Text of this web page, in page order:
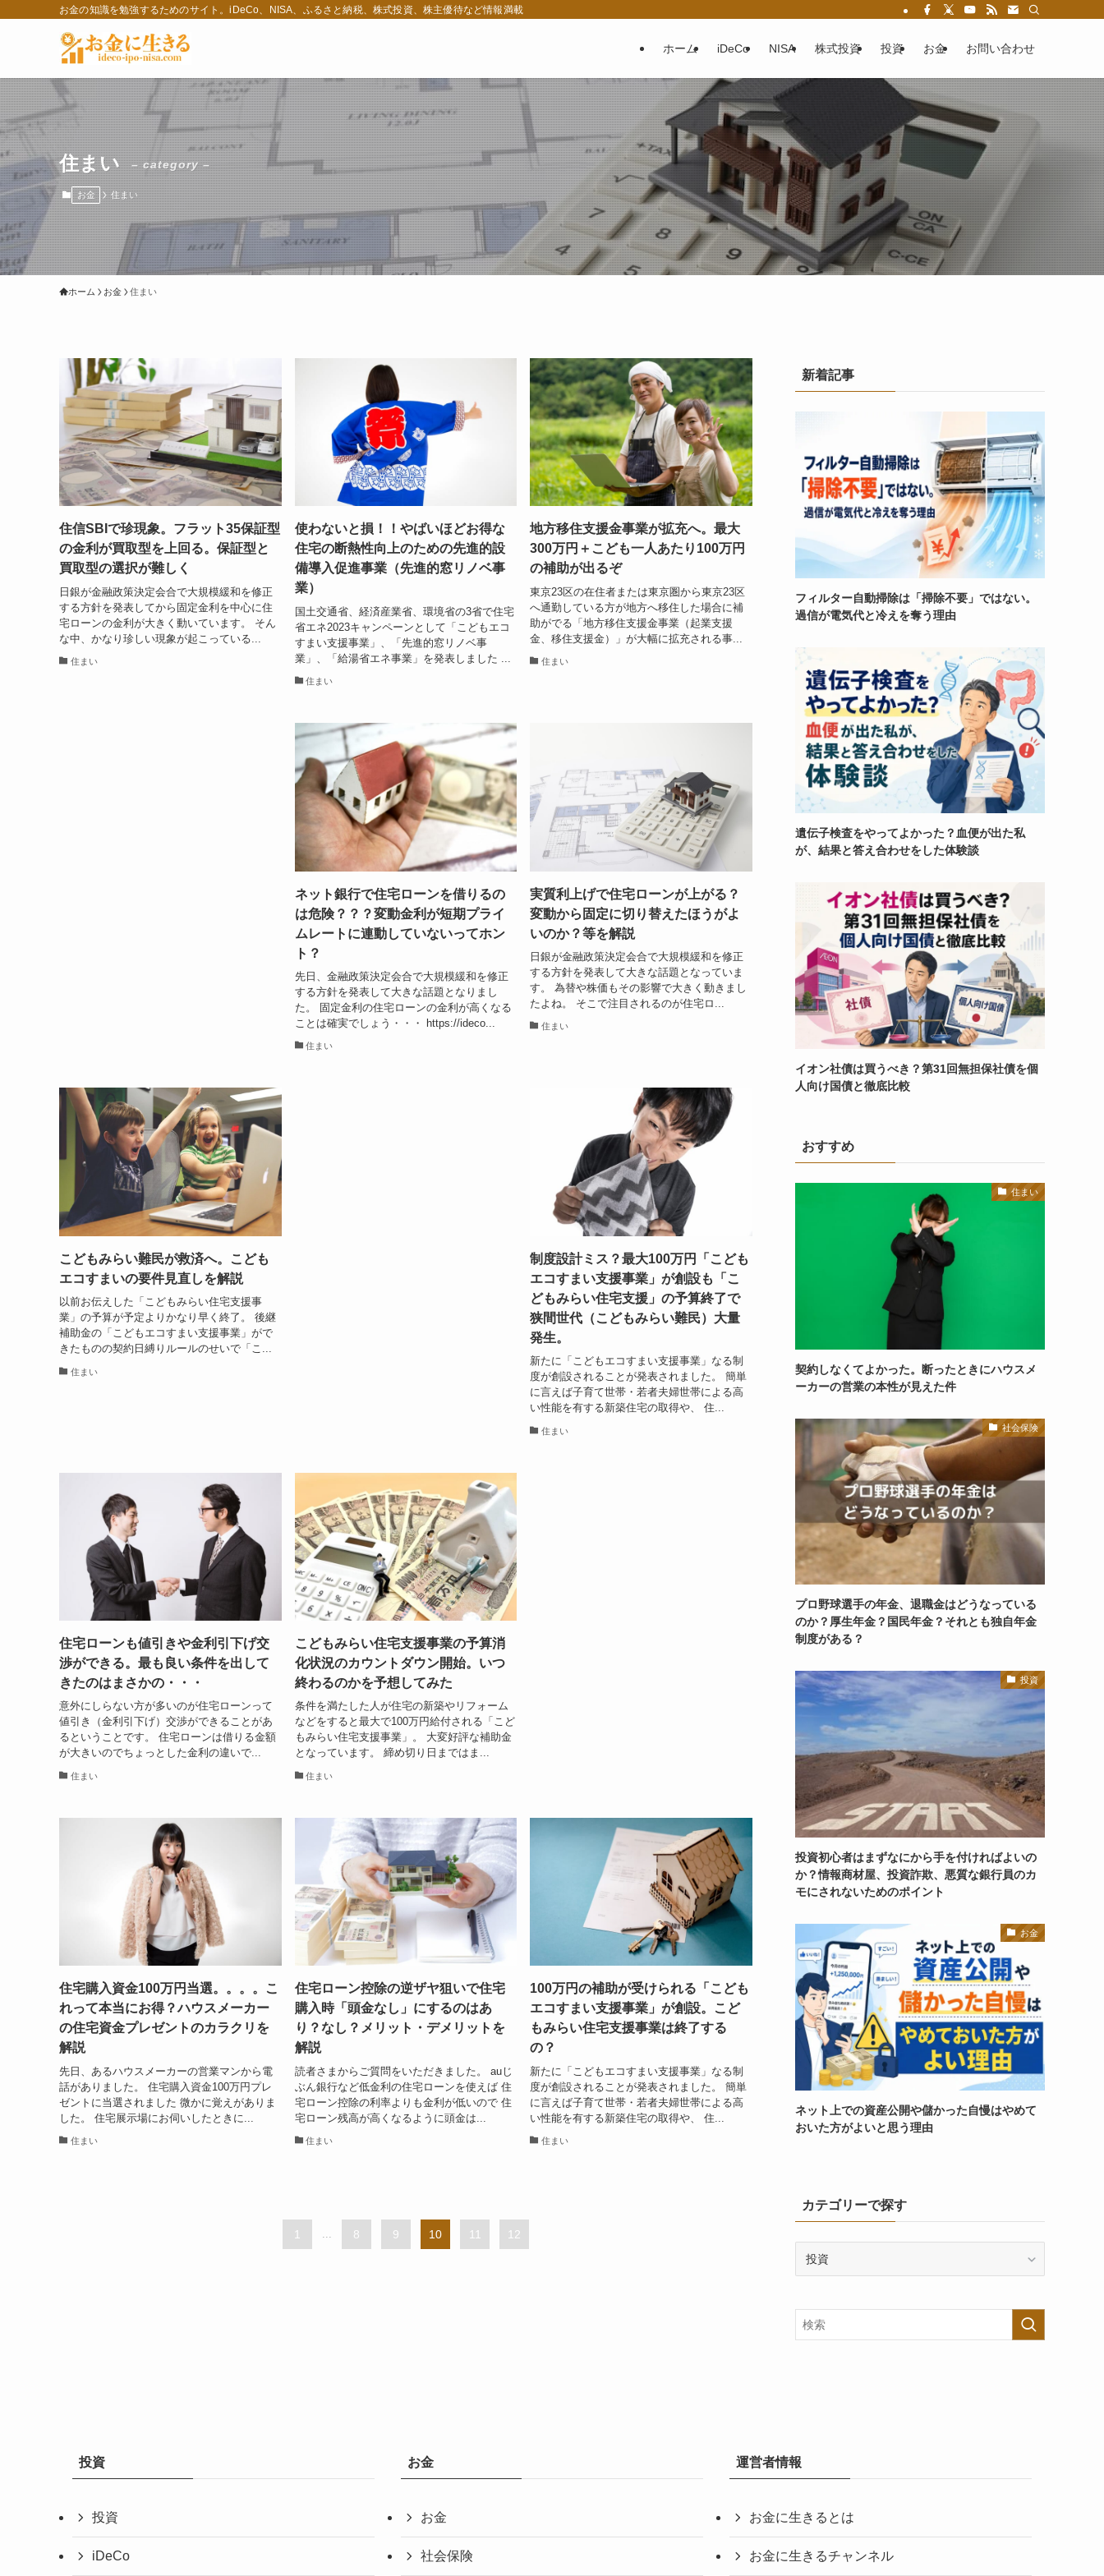
お金の知識を勉強するためのサイト。iDeCo、NISA、ふるさと納税、株式投資、株主優待など情報満載
ホーム iDeCo NISA 株式投資 投資 お金 お問い合わせ
住まい – category –
お金 住まい
ホーム お金 住まい
住信SBIで珍現象。フラット35保証型
の金利が買取型を上回る。保証型と
買取型の選択が難しく
日銀が金融政策決定会合で大規模緩和を修正
する方針を発表してから固定金利を中心に住
宅ローンの金利が大きく動いています。 そん
な中、かなり珍しい現象が起こっている...
住まい
使わないと損！！やばいほどお得な
住宅の断熱性向上のための先進的設
備導入促進事業（先進的窓リノベ事
業）
国土交通省、経済産業省、環境省の3省で住宅
省エネ2023キャンペーンとして「こどもエコ
すまい支援事業」、「先進的窓リノベ事
業」、「給湯省エネ事業」を発表しました ...
住まい
地方移住支援金事業が拡充へ。最大
300万円＋こども一人あたり100万円
の補助が出るぞ
東京23区の在住者または東京圏から東京23区
へ通勤している方が地方へ移住した場合に補
助がでる「地方移住支援金事業（起業支援
金、移住支援金）」が大幅に拡充される事...
住まい
ネット銀行で住宅ローンを借りるの
は危険？？？変動金利が短期プライ
ムレートに連動していないってホン
ト？
先日、金融政策決定会合で大規模緩和を修正
する方針を発表して大きな話題となりまし
た。 固定金利の住宅ローンの金利が高くなる
ことは確実でしょう・・・ https://ideco...
住まい
実質利上げで住宅ローンが上がる？
変動から固定に切り替えたほうがよ
いのか？等を解説
日銀が金融政策決定会合で大規模緩和を修正
する方針を発表して大きな話題となっていま
す。 為替や株価もその影響で大きく動きまし
たよね。 そこで注目されるのが住宅ロ...
住まい
こどもみらい難民が救済へ。こども
エコすまいの要件見直しを解説
以前お伝えした「こどもみらい住宅支援事
業」の予算が予定よりかなり早く終了。 後継
補助金の「こどもエコすまい支援事業」がで
きたものの契約日縛りルールのせいで「こ...
住まい
制度設計ミス？最大100万円「こども
エコすまい支援事業」が創設も「こ
どもみらい住宅支援」の予算終了で
狭間世代（こどもみらい難民）大量
発生。
新たに「こどもエコすまい支援事業」なる制
度が創設されることが発表されました。 簡単
に言えば子育て世帯・若者夫婦世帯による高
い性能を有する新築住宅の取得や、 住...
住まい
住宅ローンも値引きや金利引下げ交
渉ができる。最も良い条件を出して
きたのはまさかの・・・
意外にしらない方が多いのが住宅ローンって
値引き（金利引下げ）交渉ができることがあ
るということです。 住宅ローンは借りる金額
が大きいのでちょっとした金利の違いで...
住まい
こどもみらい住宅支援事業の予算消
化状況のカウントダウン開始。いつ
終わるのかを予想してみた
条件を満たした人が住宅の新築やリフォーム
などをすると最大で100万円給付される「こど
もみらい住宅支援事業」。 大変好評な補助金
となっています。 締め切り日まではま...
住まい
住宅購入資金100万円当選。。。。こ
れって本当にお得？ハウスメーカー
の住宅資金プレゼントのカラクリを
解説
先日、あるハウスメーカーの営業マンから電
話がありました。 住宅購入資金100万円プレ
ゼントに当選されました 微かに覚えがありま
した。 住宅展示場にお伺いしたときに...
住まい
住宅ローン控除の逆ザヤ狙いで住宅
購入時「頭金なし」にするのはあ
り？なし？メリット・デメリットを
解説
読者さまからご質問をいただきました。 auじ
ぶん銀行など低金利の住宅ローンを使えば 住
宅ローン控除の利率よりも金利が低いので 住
宅ローン残高が高くなるように頭金は...
住まい
100万円の補助が受けられる「こども
エコすまい支援事業」が創設。こど
もみらい住宅支援事業は終了する
の？
新たに「こどもエコすまい支援事業」なる制
度が創設されることが発表されました。 簡単
に言えば子育て世帯・若者夫婦世帯による高
い性能を有する新築住宅の取得や、 住...
住まい
1 8 9 10 11 12
新着記事
フィルター自動掃除は「掃除不要」ではない。
過信が電気代と冷えを奪う理由
遺伝子検査をやってよかった？血便が出た私
が、結果と答え合わせをした体験談
イオン社債は買うべき？第31回無担保社債を個
人向け国債と徹底比較
おすすめ
住まい
契約しなくてよかった。断ったときにハウスメ
ーカーの営業の本性が見えた件
社会保険
プロ野球選手の年金、退職金はどうなっている
のか？厚生年金？国民年金？それとも独自年金
制度がある？
投資
投資初心者はまずなにから手を付ければよいの
か？情報商材屋、投資詐欺、悪質な銀行員のカ
モにされないためのポイント
お金
ネット上での資産公開や儲かった自慢はやめて
おいた方がよいと思う理由
カテゴリーで探す
ー
で
投資
投資
iDeCo
お金
お金
社会保険
運営者情報
お金に生きるとは
お金に生きるチャンネル